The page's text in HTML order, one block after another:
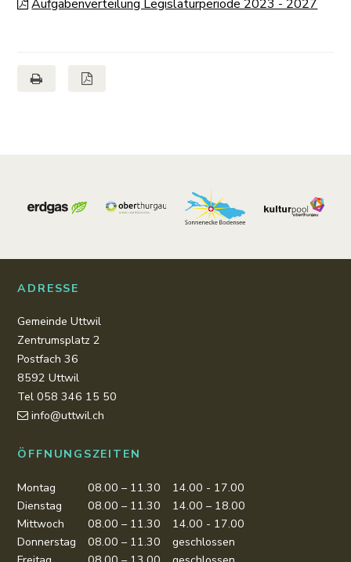
Aufgabenverteilung Legislaturperiode 2023 - 2027
Seite druckenSeite als PDF
ADRESSE
Gemeinde Uttwil
Zentrumsplatz 2
Postfach 36
8592 Uttwil
Tel 058 346 15 50
info@uttwil.ch
ÖFFNUNGSZEITEN
Montag 08.00 – 11.30
14.00 - 17.00
Dienstag
08.00 – 11.30
14.00 – 18.00
Mittwoch
08.00 – 11.30
14.00 - 17.00
Donnerstag
08.00 – 11.30
geschlossen